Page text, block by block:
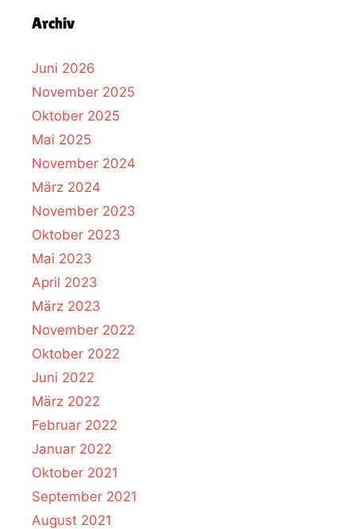
Archiv
Juni 2026
November 2025
Oktober 2025
Mai 2025
November 2024
März 2024
November 2023
Oktober 2023
Mai 2023
April 2023
März 2023
November 2022
Oktober 2022
Juni 2022
März 2022
Februar 2022
Januar 2022
Oktober 2021
September 2021
August 2021